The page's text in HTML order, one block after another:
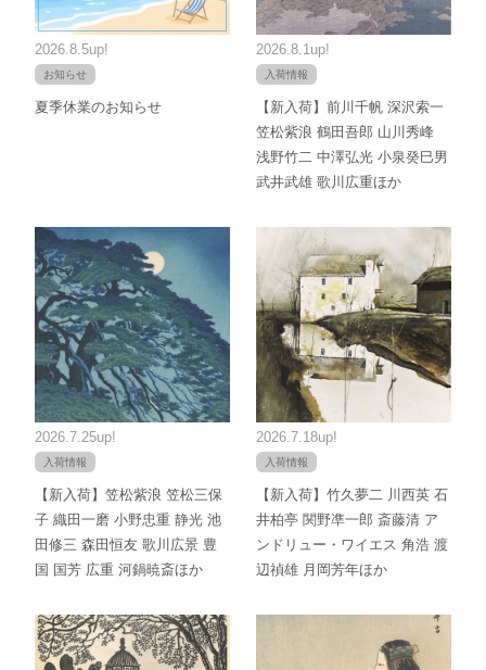
2026.8.5up!
お知らせ
夏季休業のお知らせ
2026.8.1up!
入荷情報
【新入荷】前川千帆 深沢索一
笠松紫浪 鶴田吾郎 山川秀峰
浅野竹二 中澤弘光 小泉癸巳男
武井武雄 歌川広重ほか
2026.7.25up!
入荷情報
【新入荷】笠松紫浪 笠松三保
子 織田一磨 小野忠重 静光 池
田修三 森田恒友 歌川広景 豊
国 国芳 広重 河鍋暁斎ほか
2026.7.18up!
入荷情報
【新入荷】竹久夢二 川西英 石
井柏亭 関野凖一郎 斎藤清 ア
ンドリュー・ワイエス 角浩 渡
辺禎雄 月岡芳年ほか